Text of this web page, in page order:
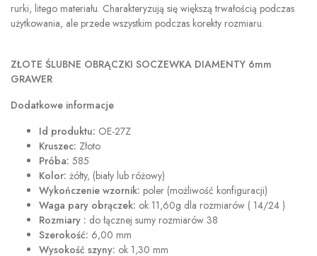
rurki, litego materiału. Charakteryzują się większą trwałością podczas
użytkowania, ale przede wszystkim podczas korekty rozmiaru.
ZŁOTE ŚLUBNE OBRĄCZKI SOCZEWKA DIAMENTY 6mm
GRAWER
Dodatkowe informacje
Id produktu: OE-27Z
Kruszec: Złoto
Próba: 585
Kolor: żółty, (biały lub różowy)
Wykończenie wzornik: poler (możliwość konfiguracji)
Waga pary obrączek: ok 11,60g dla rozmiarów ( 14/24 )
Rozmiary : do łącznej sumy rozmiarów 38
Szerokość: 6,00 mm
Wysokość szyny: ok 1,30 mm